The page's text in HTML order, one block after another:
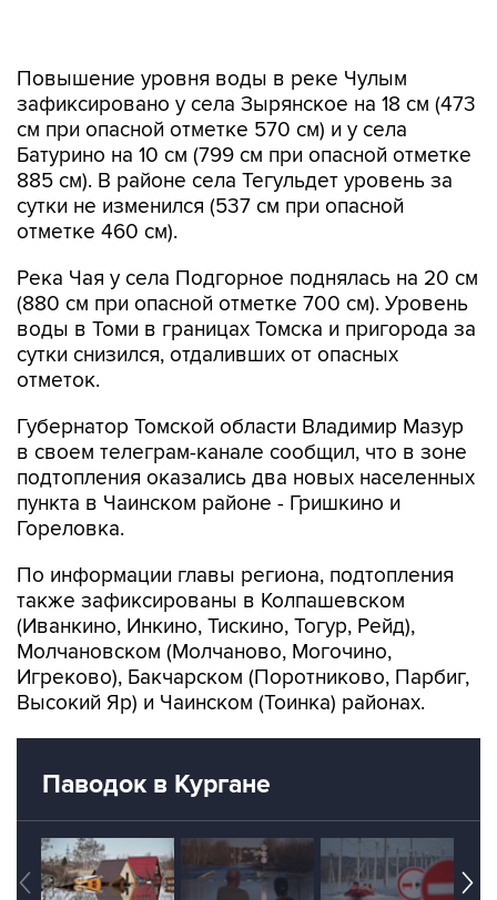
см при опасной отметке 570 см) и у села
Батурино на 10 см (799 см при опасной отметке
885 см). В районе села Тегульдет уровень за
сутки не изменился (537 см при опасной
отметке 460 см).
Река Чая у села Подгорное поднялась на 20 см
воды в Томи в границах Томска и пригорода за
сутки снизился, отдаливших от опасных
отметок.
Губернатор Томской области Владимир Мазур
подтопления оказались два новых населенных
пункта в Чаинском районе - Гришкино и
Гореловка.
По информации главы региона, подтопления
(Иванкино, Инкино, Тискино, Тогур, Рейд),
Молчановском (Молчаново, Могочино,
Игреково), Бакчарском (Поротниково, Парбиг,
Высокий Яр) и Чаинском (Тоинка) районах.
Паводок в Кургане